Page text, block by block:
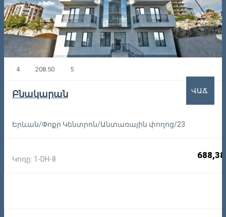
4 208.50 5
Բնակարան
Երևան/Փոքր Կենտրոն/Անտառային փողոց/23
Կոդը: 1-DH-8
ՎԱՃ.